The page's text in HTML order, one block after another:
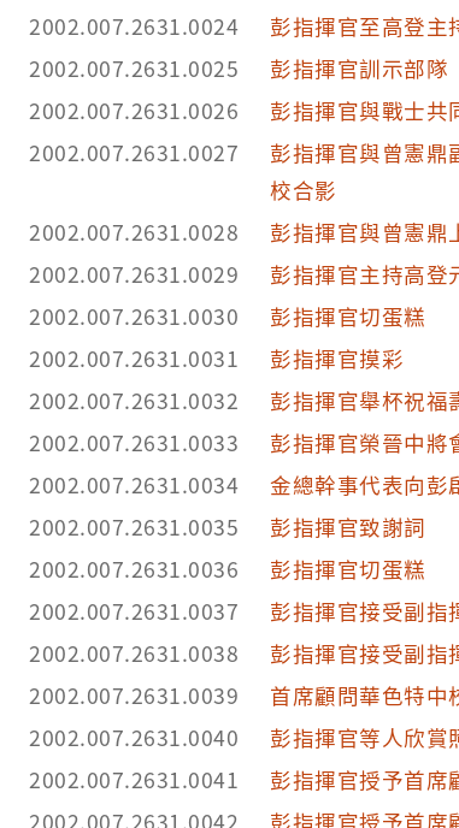
2002.007.2631.0024
彭指揮官至高登主
2002.007.2631.0025
彭指揮官訓示部隊
2002.007.2631.0026
彭指揮官與戰士共
2002.007.2631.0027
彭指揮官與曾憲鼎
校合影
2002.007.2631.0028
彭指揮官與曾憲鼎
2002.007.2631.0029
彭指揮官主持高登
2002.007.2631.0030
彭指揮官切蛋糕
2002.007.2631.0031
彭指揮官摸彩
2002.007.2631.0032
彭指揮官舉杯祝福
2002.007.2631.0033
彭指揮官榮晉中將
2002.007.2631.0034
金總幹事代表向彭
2002.007.2631.0035
彭指揮官致謝詞
2002.007.2631.0036
彭指揮官切蛋糕
2002.007.2631.0037
彭指揮官接受副指
2002.007.2631.0038
彭指揮官接受副指
2002.007.2631.0039
首席顧問華色特中
2002.007.2631.0040
彭指揮官等人欣賞
2002.007.2631.0041
彭指揮官授予首席
2002.007.2631.0042
彭指揮官授予首席